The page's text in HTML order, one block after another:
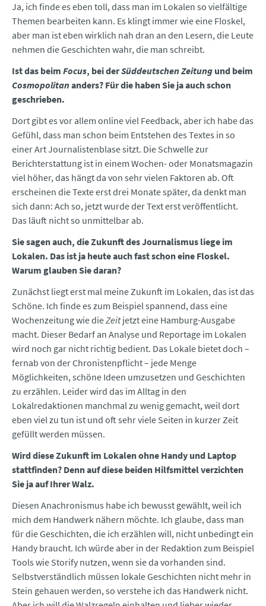
Ja, ich finde es eben toll, dass man im Lokalen so vielfältige
Themen bearbeiten kann. Es klingt immer wie eine Floskel,
aber man ist eben wirklich nah dran an den Lesern, die Leute
nehmen die Geschichten wahr, die man schreibt.
Ist das beim Focus, bei derSüddeutschen Zeitung und beim
Cosmopolitan anders? Für die haben Sie ja auch schon
geschrieben.
Dort gibt es vor allem online viel Feedback, aber ich habe das
Gefühl, dass man schon beim Entstehen des Textes in so
einer Art Journalistenblase sitzt. Die Schwelle zur
Berichterstattung ist in einem Wochen- oder Monatsmagazin
viel höher, das hängt da von sehr vielen Faktoren ab. Oft
erscheinen die Texte erst drei Monate später, da denkt man
sich dann: Ach so, jetzt wurde der Text erst veröffentlicht.
Das läuft nicht so unmittelbar ab.
Sie sagen auch, die Zukunft des Journalismus liege im
Lokalen. Das ist ja heute auch fast schon eine Floskel.
Warum glauben Sie daran?
Zunächst liegt erst mal meine Zukunft im Lokalen, das ist das
Schöne. Ich finde es zum Beispiel spannend, dass eine
Wochenzeitung wie dieZeitjetzt eine Hamburg-Ausgabe
macht. Dieser Bedarf an Analyse und Reportage im Lokalen
wird noch gar nicht richtig bedient. Das Lokale bietet doch –
fernab von der Chronistenpflicht – jede Menge
Möglichkeiten, schöne Ideen umzusetzen und Geschichten
zu erzählen. Leider wird das im Alltag in den
Lokalredaktionen manchmal zu wenig gemacht, weil dort
eben viel zu tun ist und oft sehr viele Seiten in kurzer Zeit
gefüllt werden müssen.
Wird diese Zukunft im Lokalen ohne Handy und Laptop
stattfinden? Denn auf diese beiden Hilfsmittel verzichten
Sie ja auf Ihrer Walz.
Diesen Anachronismus habe ich bewusst gewählt, weil ich
mich dem Handwerk nähern möchte. Ich glaube, dass man
für die Geschichten, die ich erzählen will, nicht unbedingt ein
Handy braucht. Ich würde aber in der Redaktion zum Beispiel
Tools wie Storify nutzen, wenn sie da vorhanden sind.
Selbstverständlich müssen lokale Geschichten nicht mehr in
Stein gehauen werden, so verstehe ich das Handwerk nicht.